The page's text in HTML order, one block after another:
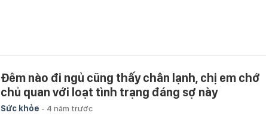
Đêm nào đi ngủ cũng thấy chân lạnh, chị em chớ
chủ quan với loạt tình trạng đáng sợ này
Sức khỏe - 4 năm trước